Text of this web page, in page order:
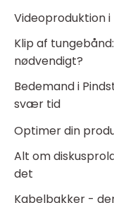
Videoproduktion
Klip af
nødvendigt?
Bedemand i
svær tid
Optimer din
Alt om
det
Kabelbakker -